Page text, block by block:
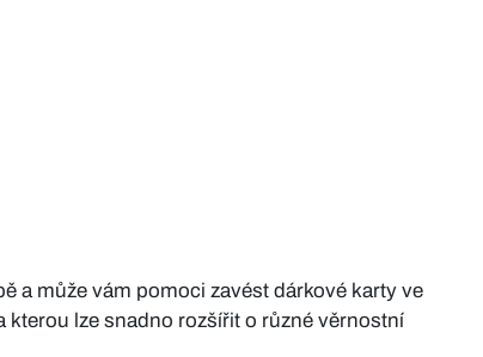
a může vám pomoci zavést dárkové karty ve
lze snadno rozšířit o různé věrnostní